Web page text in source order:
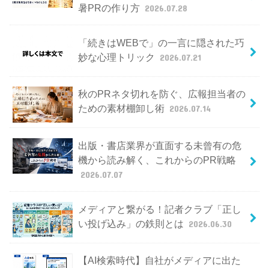
暑PRの作り方 2026.07.28
「続きはWEBで」の一言に隠された巧
妙な心理トリック
2026.07.21
秋のPRネタ切れを防ぐ、広報担当者の
ための素材棚卸し術 2026.07.14
出版・書店業界が直面する未曾有の危
機から読み解く、これからのPR戦略
2026.07.07
メディアと繋がる！記者クラブ「正し
い投げ込み」の鉄則とは 2026.06.30
【AI検索時代】自社がメディアに出た